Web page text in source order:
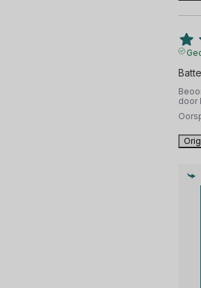
door